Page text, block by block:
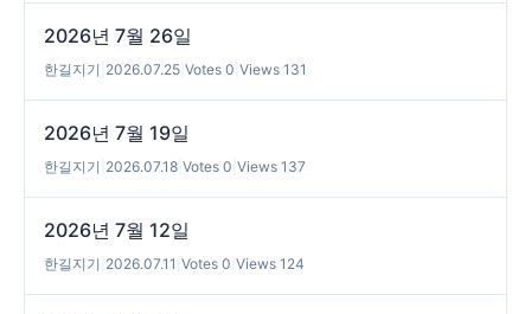
2026년 7월 26일
한길지기 2026.07.25 Votes 0 Views 131
2026년 7월 19일
한길지기 2026.07.18 Votes 0 Views 137
2026년 7월 12일
한길지기 2026.07.11 Votes 0 Views 124